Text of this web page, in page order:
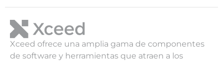
Xceed ofrece una amplia gama de componentes
de software y herramientas que atraen a los